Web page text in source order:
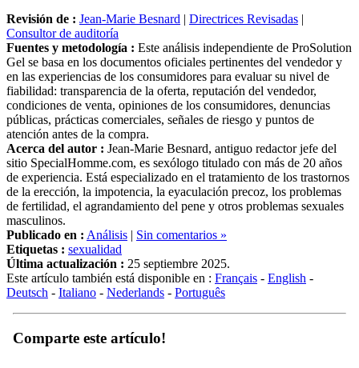
Revisión de : Jean-Marie Besnard | Directrices Revisadas |
Consultor de auditoría
Fuentes y metodología : Este análisis independiente de ProSolution
Gel se basa en los documentos oficiales pertinentes del vendedor y
en las experiencias de los consumidores para evaluar su nivel de
fiabilidad: transparencia de la oferta, reputación del vendedor,
condiciones de venta, opiniones de los consumidores, denuncias
públicas, prácticas comerciales, señales de riesgo y puntos de
atención antes de la compra.
Acerca del autor : Jean-Marie Besnard, antiguo redactor jefe del
sitio SpecialHomme.com, es sexólogo titulado con más de 20 años
de experiencia. Está especializado en el tratamiento de los trastornos
de la erección, la impotencia, la eyaculación precoz, los problemas
de fertilidad, el agrandamiento del pene y otros problemas sexuales
masculinos.
Publicado en : Análisis | Sin comentarios »
Etiquetas : sexualidad
Última actualización : 25 septiembre 2025.
Este artículo también está disponible en : Français - English -
Deutsch - Italiano - Nederlands - Português
Comparte este artículo!